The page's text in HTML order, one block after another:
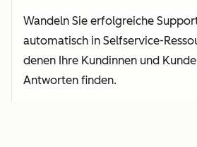
Wandeln Sie erfolgreiche
automatisch in Selfservice-
denen Ihre Kundinnen und
Antworten finden.